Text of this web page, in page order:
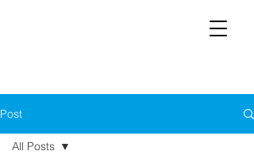
Post
All Posts